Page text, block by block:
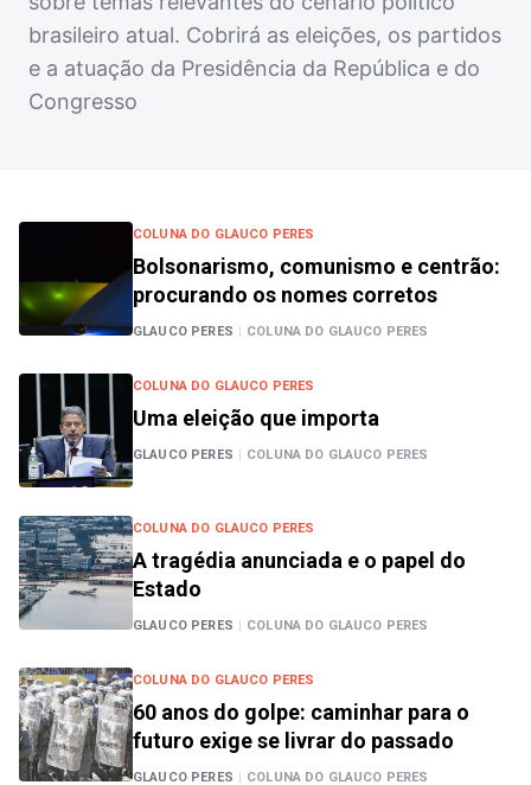
brasileiro atual. Cobrirá as eleições, os partidos
e a atuação da Presidência da República e do
Congresso
COLUNA DO GLAUCO PERES
Bolsonarismo, comunismo e centrão:
procurando os nomes corretos
GLAUCO PERES | COLUNA DO GLAUCO PERES
COLUNA DO GLAUCO PERES
Uma eleição que importa
GLAUCO PERES | COLUNA DO GLAUCO PERES
COLUNA DO GLAUCO PERES
A tragédia anunciada e o papel do
Estado
GLAUCO PERES | COLUNA DO GLAUCO PERES
COLUNA DO GLAUCO PERES
60 anos do golpe: caminhar para o
futuro exige se livrar do passado
GLAUCO PERES | COLUNA DO GLAUCO PERES